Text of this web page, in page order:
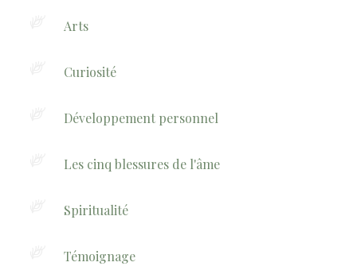
Arts
Curiosité
Développement personnel
Les cinq blessures de l'âme
Spiritualité
Témoignage